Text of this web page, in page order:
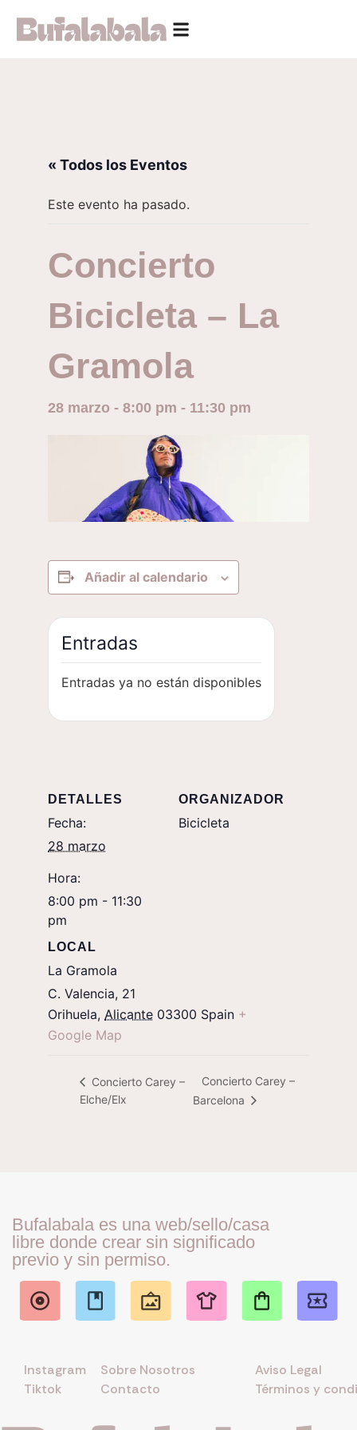
« Todos los Eventos
Este evento ha pasado.
Concierto
Bicicleta – La
Gramola
28 marzo - 8:00 pm - 11:30 pm
Añadir al calendario
DETALLES
Fecha:
28 marzo
Hora:
8:00 pm - 11:30
pm
LOCAL
La Gramola
C. Valencia, 21
Orihuela, Alicante 03300 Spain +
Google Map
ORGANIZADOR
Bicicleta
Entradas
Entradas ya no están disponibles
Concierto Carey –
Elche/Elx
Concierto Carey –
Barcelona
Bufalabala es una web/sello/casa
libre donde crear sin significado
previo y sin permiso.
Instagram
Tiktok
Sobre Nosotros
Contacto
Aviso Legal
Términos y